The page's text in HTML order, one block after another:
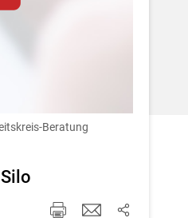
einsehen und
Beratung